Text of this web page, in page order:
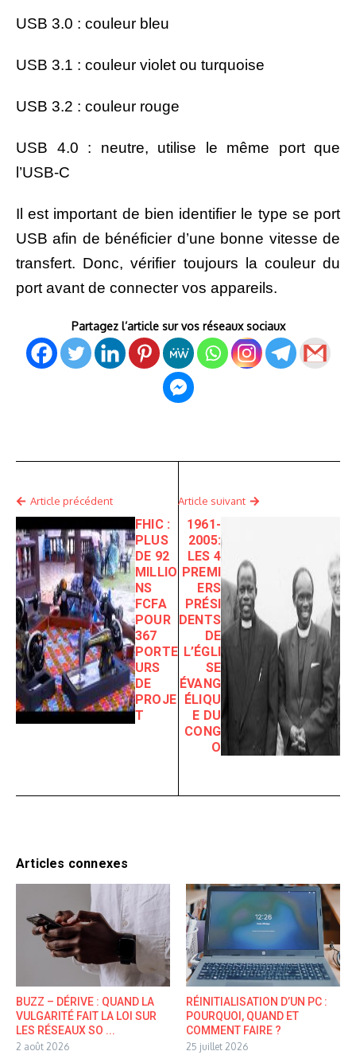
USB 3.0 : couleur bleu
USB 3.1 : couleur violet ou turquoise
USB 3.2 : couleur rouge
USB 4.0 : neutre, utilise le même port que
l’USB-C
Il est important de bien identifier le type se port
USB afin de bénéficier d’une bonne vitesse de
transfert. Donc, vérifier toujours la couleur du
port avant de connecter vos appareils.
Partagez l’article sur vos réseaux sociaux
Article précédent
FHIC :
PLUS
DE 92
MILLIO
NS
FCFA
POUR
367
PORTE
URS
DE
PROJE
T
Article suivant
1961-
2005:
LES 4
PREMI
ERS
PRÉSI
DENTS
DE
L’ÉGLI
SE
ÉVANG
ÉLIQU
E DU
CONG
O
Articles connexes
BUZZ – DÉRIVE : QUAND LA
VULGARITÉ FAIT LA LOI SUR
LES RÉSEAUX SO ...
2 août 2026
RÉINITIALISATION D’UN PC :
POURQUOI, QUAND ET
COMMENT FAIRE ?
25 juillet 2026